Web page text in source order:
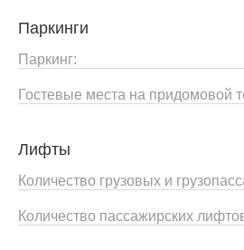
Паркинги
Паркинг:
Гостевые места на придомовой
Лифты
Количество грузовых и
Количество пассажирских